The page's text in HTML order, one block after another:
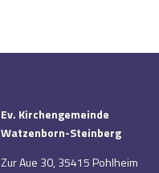
Ev. Kirchengemeinde
Watzenborn-Steinberg
Zur Aue 30, 35415 Pohlheim